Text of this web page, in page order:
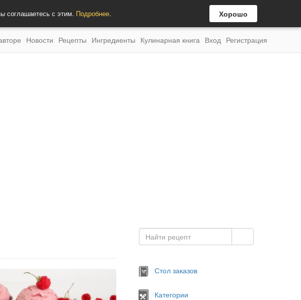
соглашаетесь с этим. Подробнее. Хорошо
Новости Рецепты Ингредиенты Кулинарная книга Вход Регистрация
Стол заказов
Категории